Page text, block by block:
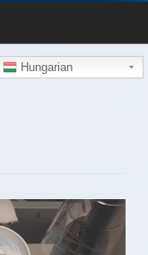
Hungarian